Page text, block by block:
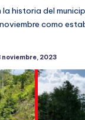
la historia del
como
noviembre, 2023